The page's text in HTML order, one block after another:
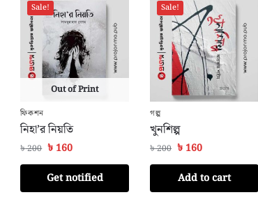
Sale!
Out of Print
ফিকশন
নিহা’র নিয়তি
৳200 ৳ 160
Get notified
Sale!
গল্প
খুনশিল্প
৳200 ৳ 160
Add to cart